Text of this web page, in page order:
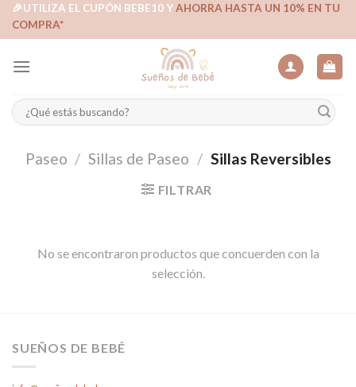
Skip🎉UTILIZA EL CUPÓN BEBE10 YAHORRA HASTA UN 10% EN TU
COMPRA*
Buscar
por:
Paseo / Sillas de Paseo / Sillas Reversibles
FILTRAR
No se encontraron productos que concuerden con la
selección.
SUEÑOS DE BEBÉ